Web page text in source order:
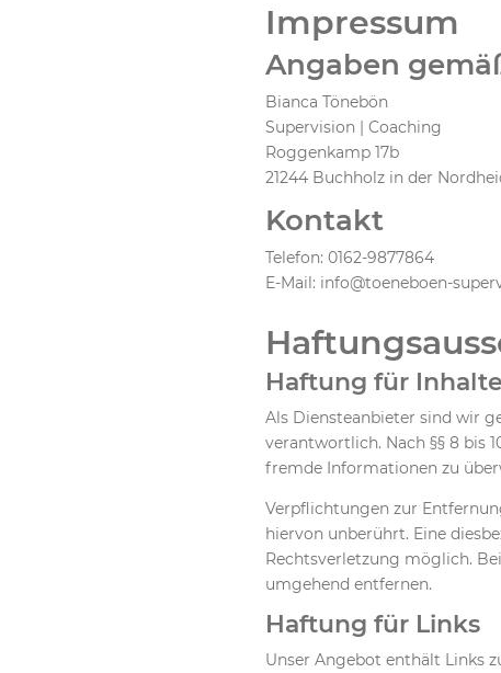
Impressum
Angaben
Bianca Tönebön
Supervision | Coaching
Roggenkamp 17b
21244 Buchholz in der
Kontakt
Telefon: 0162-9877864
E-Mail: info@toeneboen-
Haftung für Inhalte
Als Diensteanbieter sind wir
verantwortlich. Nach §§ 8 bis
fremde Informationen zu
Verpflichtungen zur
hiervon unberührt. Eine
Rechtsverletzung möglich.
umgehend entfernen.
Haftung für Links
Unser Angebot enthält Links